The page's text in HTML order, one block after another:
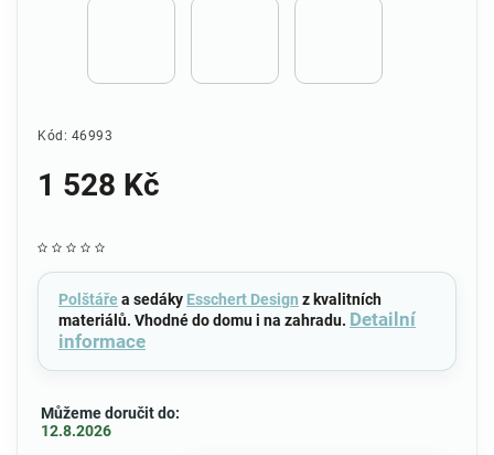
Kód: 46993
1 528 Kč
Polštáře a sedáky Esschert Design z kvalitních
materiálů. Vhodné do domu i na zahradu. Detailní
informace
Můžeme doručit do:
12.8.2026